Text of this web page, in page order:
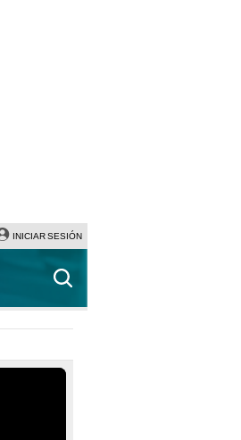
JANET TELLO
INICIAR SESIÓN